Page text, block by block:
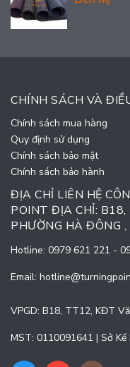
CHÍNH SÁCH VÀ
Chính sách mua hàng
Quy định sử dụng
Chính sách bảo mật
Chính sách bảo hành
ĐỊA CHỈ LIÊN HỆ
POINT ĐỊA CHỈ:
PHƯỜNG HÀ ĐÔNG
Hotline: 0979 621 221 -
Email:
VPGD: B18, TT12, KĐT
MST: 0110091641 | Sở